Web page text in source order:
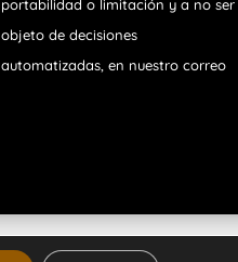
portabilidad o limitación y a no ser
objeto de decisiones
automatizadas, en nuestro correo